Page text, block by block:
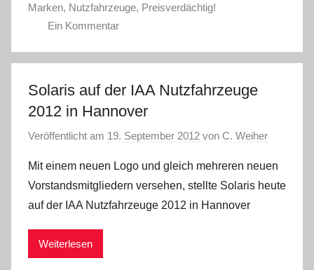
Marken, Nutzfahrzeuge, Preisverdächtig!
Ein Kommentar
Solaris auf der IAA Nutzfahrzeuge
2012 in Hannover
Veröffentlicht am 19. September 2012 von C. Weiher
Mit einem neuen Logo und gleich mehreren neuen
Vorstandsmitgliedern versehen, stellte Solaris heute
auf der IAA Nutzfahrzeuge 2012 in Hannover
Weiterlesen